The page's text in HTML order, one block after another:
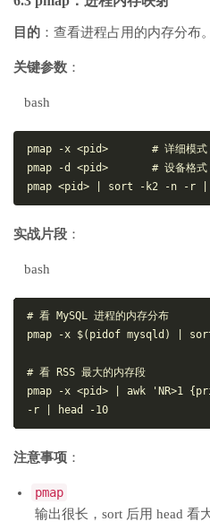
目的 ：查看进程占用的内存分布。
关键参数 ：
bash
pmap -x <pid>       # 详细模式
pmap -d <pid>       # 设备格式
实战片段 ：
bash
# 看 MySQL 进程的内存分布
pmap -x $(pidof mysqld) |
# 看 RSS 最大的内存段
pmap -x <pid> | awk 'NR>1
注意事项 ：
pmap
输出很长，sort 后用 head 看